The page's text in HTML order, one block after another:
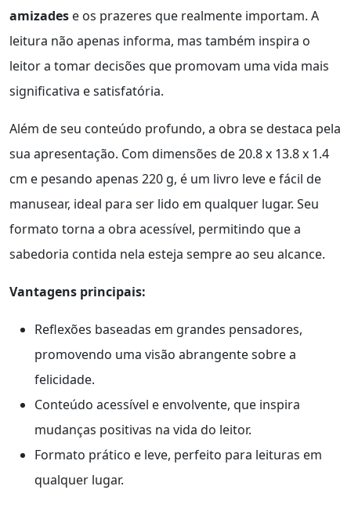
amizades e os prazeres que realmente importam. A
leitura não apenas informa, mas também inspira o
leitor a tomar decisões que promovam uma vida mais
significativa e satisfatória.
Além de seu conteúdo profundo, a obra se destaca pela
sua apresentação. Com dimensões de 20.8 x 13.8 x 1.4
cm e pesando apenas 220 g, é um livro leve e fácil de
manusear, ideal para ser lido em qualquer lugar. Seu
formato torna a obra acessível, permitindo que a
sabedoria contida nela esteja sempre ao seu alcance.
Vantagens principais:
Reflexões baseadas em grandes pensadores,
promovendo uma visão abrangente sobre a
felicidade.
Conteúdo acessível e envolvente, que inspira
mudanças positivas na vida do leitor.
Formato prático e leve, perfeito para leituras em
qualquer lugar.